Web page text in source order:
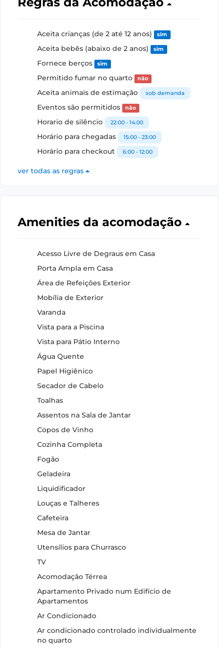
Aceita crianças (de 2 até 12 anos) sim
Aceita bebês (abaixo de 2 anos) sim
Fornece berços sim
Permitido fumar no quarto não
Aceita animais de estimação sob demanda
Eventos são permitidos não
Horario de silêncio 22:00 - 14:00
Horário para chegadas 15:00 - 23:00
Horário para checkout 6:00 - 12:00
ver todas as regras
Amenities da acomodação
Acesso Livre de Degraus em Casa
Porta Ampla em Casa
Área de Refeições Exterior
Mobília de Exterior
Varanda
Vista para a Piscina
Vista para Pátio Interno
Água Quente
Papel Higiênico
Secador de Cabelo
Toalhas
Assentos na Sala de Jantar
Copos de Vinho
Cozinha Completa
Fogão
Geladeira
Liquidificador
Louças e Talheres
Cafeteira
Mesa de Jantar
Utensílios para Churrasco
TV
Acomodação Térrea
Apartamento Privado num Edifício de
Apartamentos
Ar Condicionado
Ar condicionado controlado individualmente
no quarto